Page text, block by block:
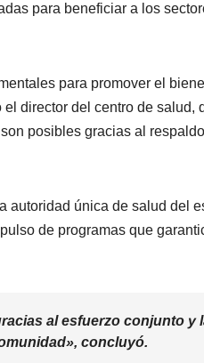
para beneficiar a los
para promover el
director del centro de salud,
posibles gracias al
autoridad única de salud del
de programas que
al esfuerzo conjunto
concluyó.